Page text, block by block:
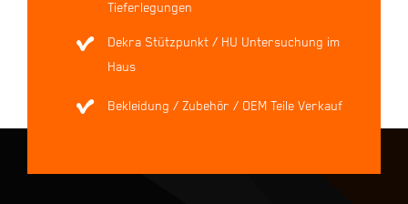
Tieferlegungen
Dekra Stützpunkt / HU Untersuchung im
Haus
Bekleidung / Zubehör / OEM Teile Verkauf